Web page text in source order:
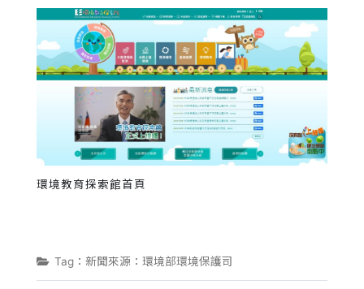
環境教育探索館首頁
Tag：新聞來源：環境部環境保護司